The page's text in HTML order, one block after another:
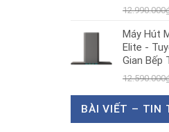
12.990.000
Máy Hút
Elite -
Gian Bếp
12.590.000
BÀI VIẾT – TIN